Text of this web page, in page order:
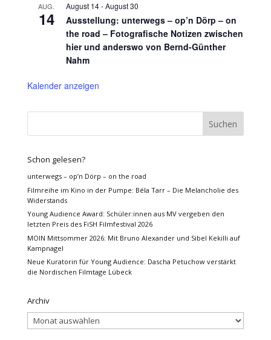
AUG.
14
August 14-August 30
Ausstellung: unterwegs – op’n Dörp – on
the road – Fotografische Notizen zwischen
hier und anderswo von Bernd-Günther
Nahm
Kalender anzeigen
Schon gelesen?
unterwegs – op’n Dörp – on the road
Filmreihe im Kino in der Pumpe: Béla Tarr – Die Melancholie des
Widerstands
Young Audience Award: Schüler:innen aus MV vergeben den
letzten Preis des FiSH Filmfestival 2026
MOIN Mittsommer 2026: Mit Bruno Alexander und Sibel Kekilli auf
Kampnagel
Neue Kuratorin für Young Audience: Dascha Petuchow verstärkt
die Nordischen Filmtage Lübeck
Archiv
Archiv